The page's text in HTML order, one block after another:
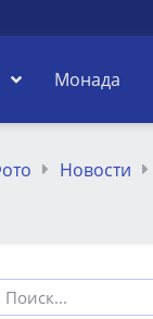
Монада
Новости